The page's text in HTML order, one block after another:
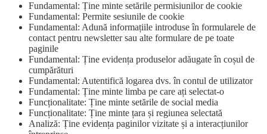
Fundamental: Ține minte setările permisiunilor de cookie
Fundamental: Permite sesiunile de cookie
Fundamental: Adună informațiile introduse în formularele de
contact pentru newsletter sau alte formulare de pe toate
paginile
Fundamental: Ține evidența produselor adăugate în coșul de
cumpărături
Fundamental: Autentifică logarea dvs. în contul de utilizator
Fundamental: Ține minte limba pe care ați selectat-o
Funcționalitate: Ține minte setările de social media
Funcționalitate: Ține minte țara și regiunea selectată
Analiză: Ține evidența paginilor vizitate și a interacțiunilor